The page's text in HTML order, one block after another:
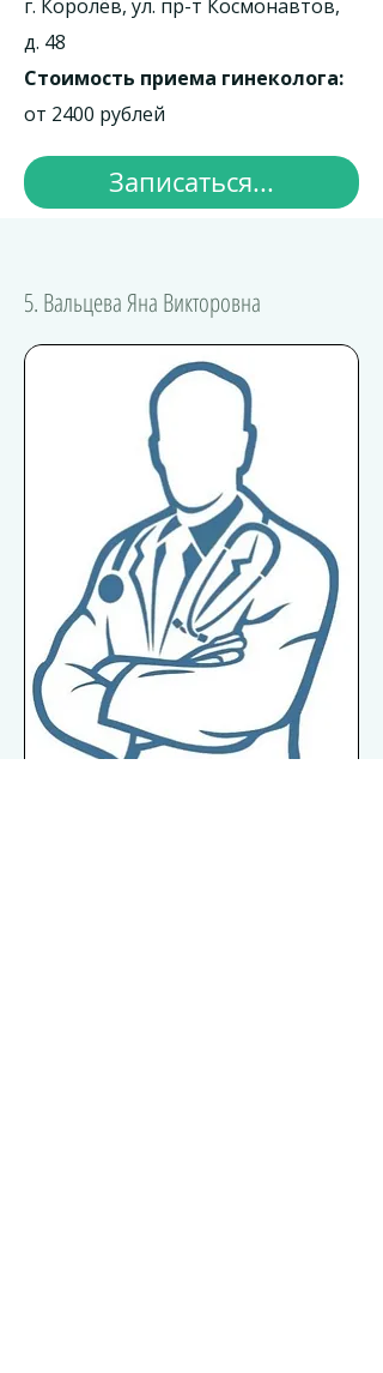
г. Королёв, ул. пр-т Космонавтов,
д. 48
Стоимость приема гинеколога:
от 2400 рублей
Записаться...
5. Вальцева Яна Викторовна